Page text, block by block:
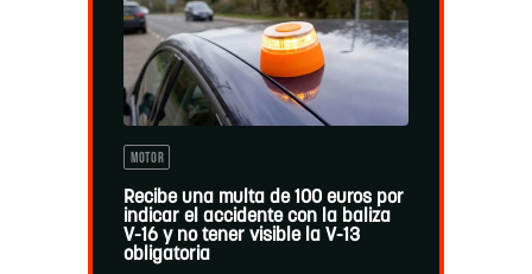
MOTOR
Recibe una multa de 100 euros por
indicar el accidente con la baliza
V-16 y no tener visible la V-13
obligatoria